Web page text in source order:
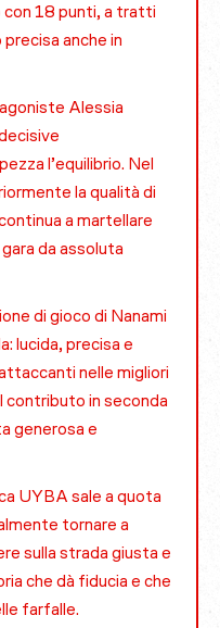
con 18 punti, a tratti
anche in
Alessia
l’equilibrio. Nel
la qualità di
a martellare
da assoluta
di gioco di Nanami
lucida, precisa e
nelle migliori
contributo in seconda
generosa e
UYBA sale a quota
tornare a
sulla strada giusta e
che dà fiducia e che
farfalle.